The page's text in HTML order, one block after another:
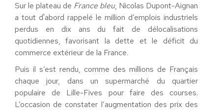
Sur le plateau de France bleu, Nicolas Dupont-Aignan
a tout d'abord rappelé le million d’emplois industriels
perdus en dix ans du fait de délocalisations
quotidiennes, favorisant la dette et le déficit du
commerce extérieur de la France.
Puis il s’est rendu, comme des millions de Français
chaque jour, dans un supermarché du quartier
populaire de Lille-Fives pour faire des courses.
L’occasion de constater l’augmentation des prix des